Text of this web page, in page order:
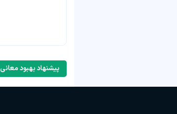
پیشنهاد بهبود معانی